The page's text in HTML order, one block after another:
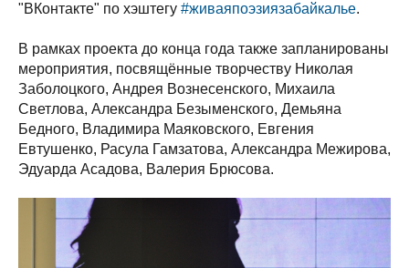
"ВКонтакте" по хэштегу #живаяпоэзиязабайкалье.
В рамках проекта до конца года также запланированы
мероприятия, посвящённые творчеству Николая
Заболоцкого, Андрея Вознесенского, Михаила
Светлова, Александра Безыменского, Демьяна
Бедного, Владимира Маяковского, Евгения
Евтушенко, Расула Гамзатова, Александра Межирова,
Эдуарда Асадова, Валерия Брюсова.